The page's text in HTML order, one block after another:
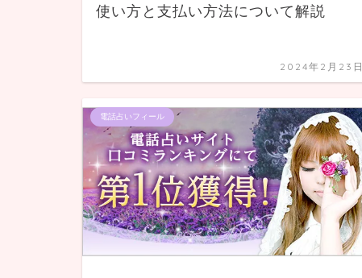
使い方と支払い方法について解説
2024年2月23日
電話占いフィール